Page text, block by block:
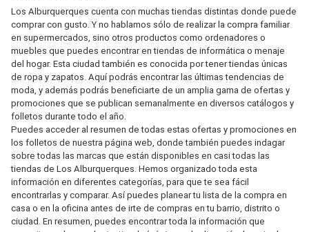
Los Alburquerques cuenta con muchas tiendas distintas donde puede
comprar con gusto. Y no hablamos sólo de realizar la compra familiar
en supermercados, sino otros productos como ordenadores o
muebles que puedes encontrar en tiendas de informática o menaje
del hogar. Esta ciudad también es conocida por tener tiendas únicas
de ropa y zapatos. Aquí podrás encontrar las últimas tendencias de
moda, y además podrás beneficiarte de un amplia gama de ofertas y
promociones que se publican semanalmente en diversos catálogos y
folletos durante todo el año.
Puedes acceder al resumen de todas estas ofertas y promociones en
los folletos de nuestra página web, donde también puedes indagar
sobre todas las marcas que están disponibles en casi todas las
tiendas de Los Alburquerques. Hemos organizado toda esta
información en diferentes categorías, para que te sea fácil
encontrarlas y comparar. Así puedes planear tu lista de la compra en
casa o en la oficina antes de irte de compras en tu barrio, distrito o
ciudad. En resumen, puedes encontrar toda la información que